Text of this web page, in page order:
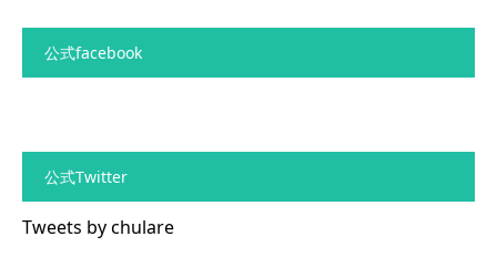
公式facebook
公式Twitter
Tweets by chulare